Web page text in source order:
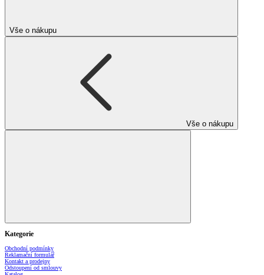
Vše o nákupu
Vše o nákupu
Kategorie
Obchodní podmínky
Reklamační formulář
Kontakt a prodejny
Odstoupení od smlouvy